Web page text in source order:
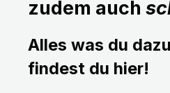
zudem auch
Alles was du
findest du hier!